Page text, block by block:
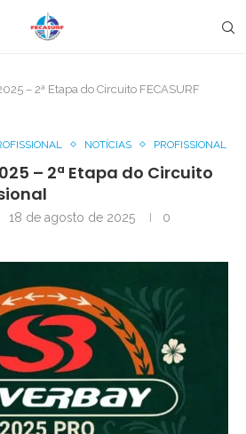
– 2ª Etapa do Circuito FECASURF
NOTÍCIAS PROFISSIONAL
– 2ª Etapa do Circuito
18 de agosto de 2025
0